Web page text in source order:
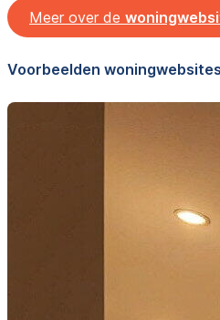
Meer over de
Voorbeelden woningwebsites